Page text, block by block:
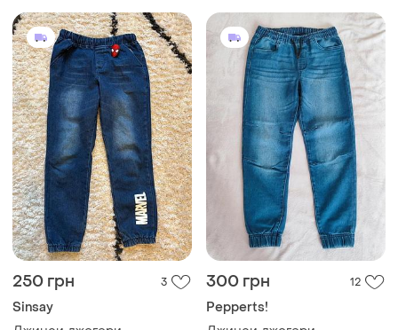
250 грн 3
Sinsay
300 грн 12
Pepperts!